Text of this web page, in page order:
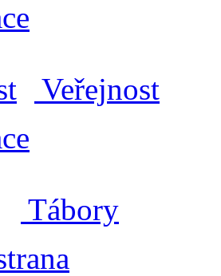
Veřejnost
Tábory